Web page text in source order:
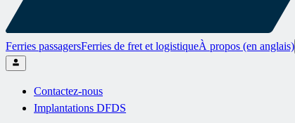
Ferries passagersFerries de fret et logistiqueÀ propos (en anglais)
Contactez-nous
Implantations DFDS